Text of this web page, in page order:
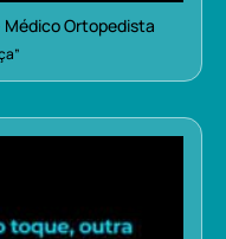
Médico Ortopedista